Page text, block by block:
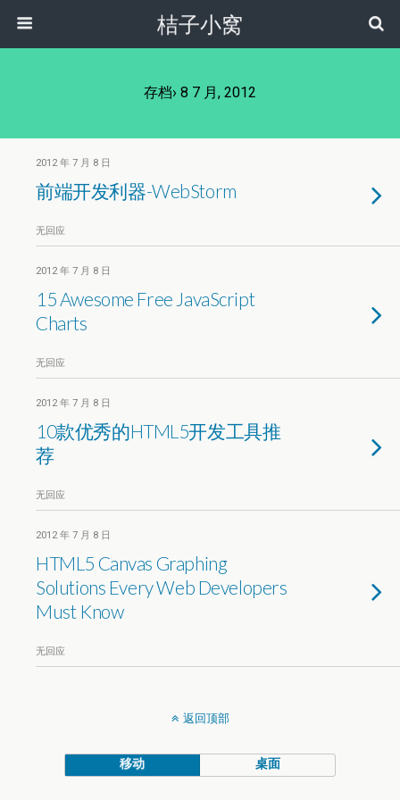
桔子小窝
存档› 8 7 月, 2012
2012 年 7 月 8 日
前端开发利器-WebStorm
无回应
2012 年 7 月 8 日
15 Awesome Free JavaScript
Charts
无回应
2012 年 7 月 8 日
10款优秀的HTML5开发工具推
荐
无回应
2012 年 7 月 8 日
HTML5 Canvas Graphing
Solutions Every Web Developers
Must Know
无回应
返回顶部
移动 桌面